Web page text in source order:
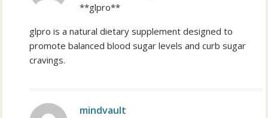
**glpro**
glpro is a natural dietary supplement designed to
promote balanced blood sugar levels and curb sugar
cravings.
mindvault